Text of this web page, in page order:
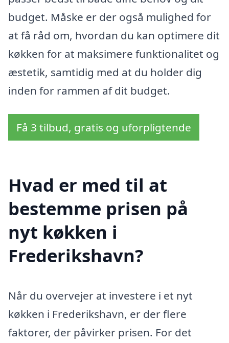
budget. Måske er der også mulighed for
at få råd om, hvordan du kan optimere dit
køkken for at maksimere funktionalitet og
æstetik, samtidig med at du holder dig
inden for rammen af dit budget.
Få 3 tilbud, gratis og uforpligtende
Hvad er med til at
bestemme prisen på
nyt køkken i
Frederikshavn?
Når du overvejer at investere i et nyt
køkken i Frederikshavn, er der flere
faktorer, der påvirker prisen. For det